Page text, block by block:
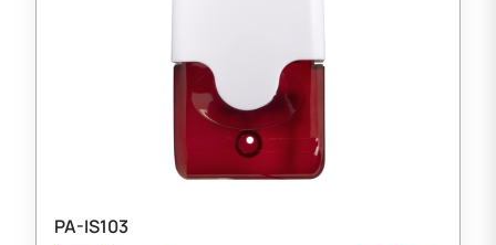
PA-IS103